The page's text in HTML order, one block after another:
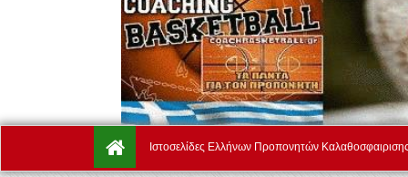
Ιστοσελίδες Ελλήνων Προπονητών Καλαθοσφαιρισης